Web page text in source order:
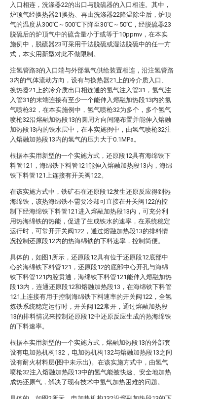
入口相连，洗涤器22的出口与脱硫器的入口相连。其中，
炉顶气经换热器21换热、再由洗涤器22降温除尘后，炉顶
气的温度从300℃～500℃下降至30℃～50℃，经脱硫器23
脱硫后的炉顶气中的硫含量小于或等于10ppmv，在本实
施例中，脱硫器23可采用干法脱硫或湿法脱硫中的任一方
式，本实用新型对此不做限制。
注氢管路3的入口端与外部氢气供给装置相连，沿注氢管路
3内的气体流动方向，设有与换热器21上的冷介质入口、
换热器21上的冷介质出口相连通的氢气注入管31，氢气注
入管31的末端连接有至少一个能伸入熔融加热段13内的氢
气喷枪32，在本实施例中，氢气喷枪32为多个，多个氢气
喷枪32沿熔融加热段13的圆周方向间隔布置并能伸入熔融
加热段13内的铁水层中，在本实施例中，由氢气喷枪32注
入熔融加热段13内的氢气的压力大于0.1MPa。
根据本实用新型的一个实施方式，还原段12具有海绵铁下
料管121，海绵铁下料管121能伸入熔融加热段13内，海绵
铁下料管121上连接有开关阀122。
在该实施方式中，铁矿石在还原段12发生还原反应得到热
海绵铁，该热海绵铁不需要冷却可直接在开关阀122的控
制下经海绵铁下料管121进入熔融加热段13内，可充分利
用热海绵铁的热能，促进了生成铁水的速率，在系统稳定
运行时，可常开开关阀122，通过熔融加热段13的排料情
况控制还原段12内的热海绵铁的下料速率，控制简便。
具体的，如图1所示，还原段12具有位于还原段12底部中
心的海绵铁下料管121，还原段12的底部中心开孔与海绵
铁下料管121内腔贯通，海绵铁下料管121能伸入熔融加热
段13内，连通还原段12和熔融加热段13，在海绵铁下料管
121上连接有用于控制海绵铁下料速率的开关阀122，全氢
炼铁系统稳定运行时，开关阀122常开，通过熔融加热段
13的排料情况来控制还原段12中还原反应生成的热海绵铁
的下料速率。
根据本实用新型的一个实施方式，熔融加热段13的外部套
设有电加热机构132，电加热机构132与熔融加热段13之间
设有耐火材料层(图中未示出)。在该实施方式中，由氢气
喷枪32注入熔融加热段13中的氢气能被快速、安全地加热
成热还原气，解决了现有技术中氢气加热困难的问题。